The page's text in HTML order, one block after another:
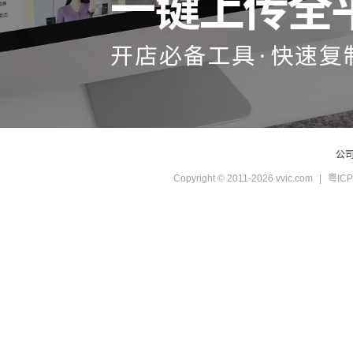
公
Copyright © 2011-2026 vvic.com 粤